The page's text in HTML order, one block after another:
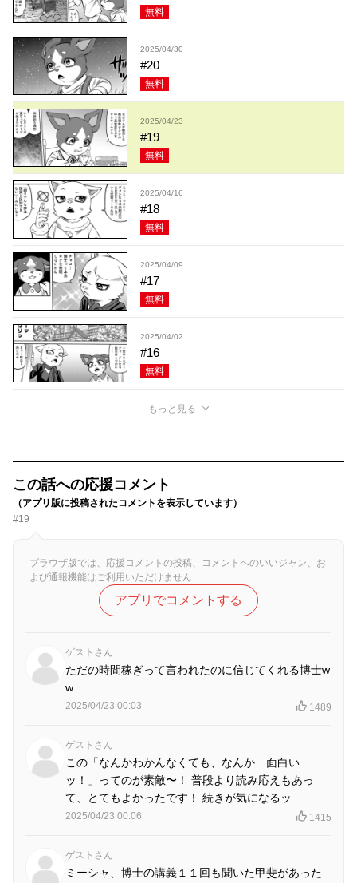
無料
2025/04/30
#20
無料
2025/04/23
#19
無料
2025/04/16
#18
無料
2025/04/09
#17
無料
2025/04/02
#16
無料
もっと見る
この話への応援コメント
（アプリ版に投稿されたコメントを表示しています）
#19
ブラウザ版では、応援コメントの投稿、コメントへのいいジャン、お
よび通報機能はご利用いただけません
アプリでコメントする
ゲストさん
ただの時間稼ぎって言われたのに信じてくれる博士w
w
2025/04/23 00:03 1489
ゲストさん
この「なんかわかんなくても、なんか…面白い
ッ！」ってのが素敵〜！ 普段より読み応えもあっ
て、とてもよかったです！ 続きが気になるッ
2025/04/23 00:06 1415
ゲストさん
ミーシャ、博士の講義１１回も聞いた甲斐があった